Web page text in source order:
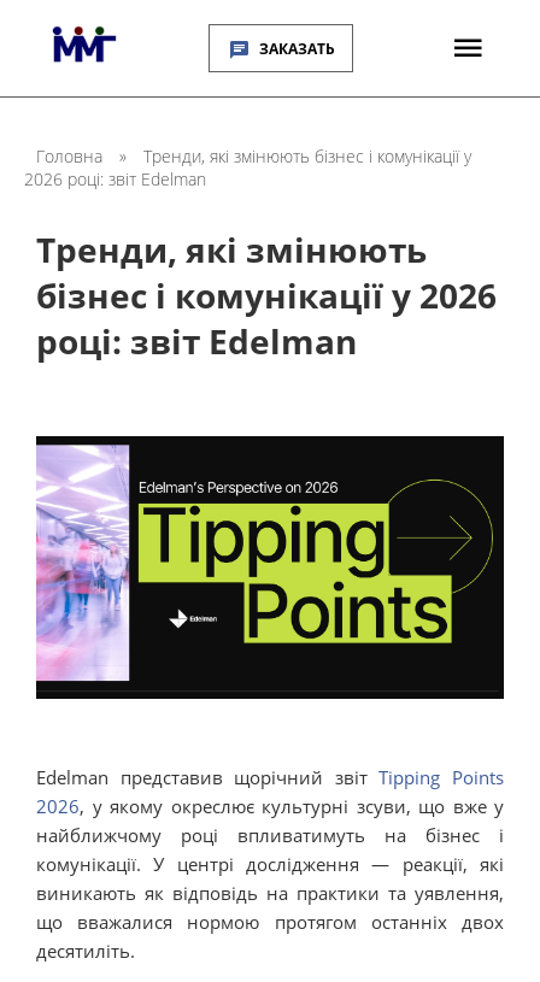
ЗАКАЗАТЬ
Головна »
Тренди, які змінюють бізнес і комунікації у
2026 році: звіт Edelman
Тренди, які змінюють
бізнес і комунікації у 2026
році: звіт Edelman
Edelman представив щорічний звітTipping Points
2026, у якому окреслює культурні зсуви, що вже у
найближчому році впливатимуть на бізнес і
комунікації. У центрі дослідження — реакції, які
виникають як відповідь на практики та уявлення,
що вважалися нормою протягом останніх двох
десятиліть.